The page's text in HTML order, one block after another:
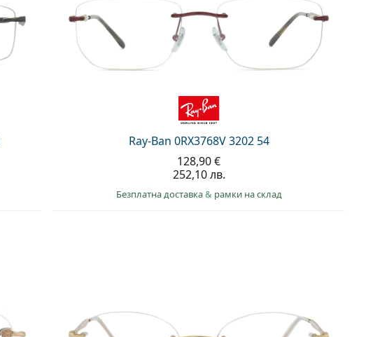
Ray-Ban 0RX3768V 3202 54
128,90 €
252,10 лв.
Безплатна доставка& рамки на склад